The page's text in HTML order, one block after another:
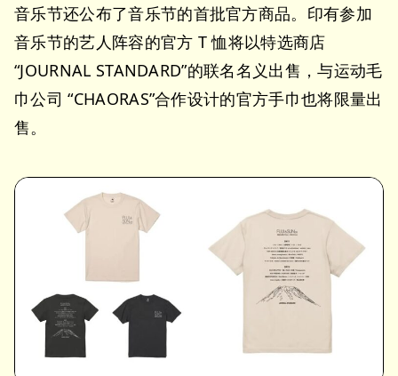
音乐节还公布了音乐节的首批官方商品。印有参加
音乐节的艺人阵容的官方 T 恤将以特选商店
“JOURNAL STANDARD”的联名名义出售，与运动毛
巾公司 “CHAORAS”合作设计的官方手巾也将限量出
售。